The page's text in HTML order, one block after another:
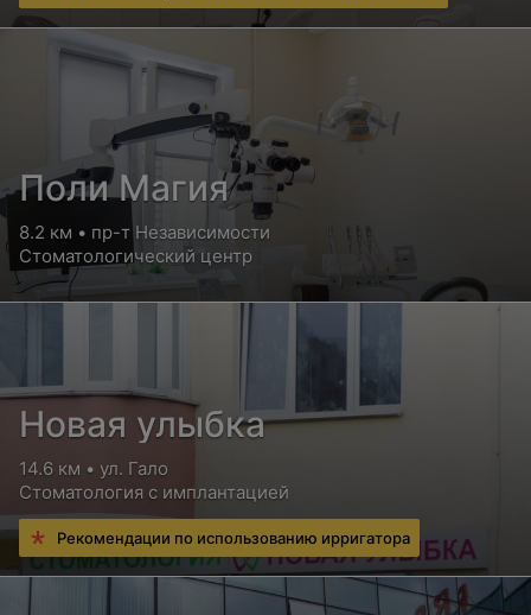
Поли Магия
8.2 км • пр-т Независимости
Стоматологический центр
Новая улыбка
14.6 км • ул. Гало
Стоматология с имплантацией
Рекомендации по использованию ирригатора